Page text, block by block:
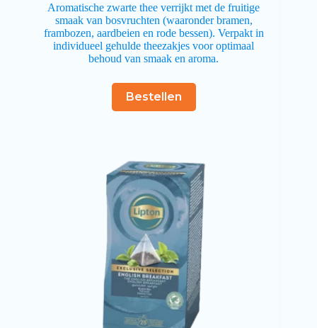
Aromatische zwarte thee verrijkt met de fruitige
smaak van bosvruchten (waaronder bramen,
frambozen, aardbeien en rode bessen). Verpakt in
individueel gehulde theezakjes voor optimaal
behoud van smaak en aroma.
Bestellen